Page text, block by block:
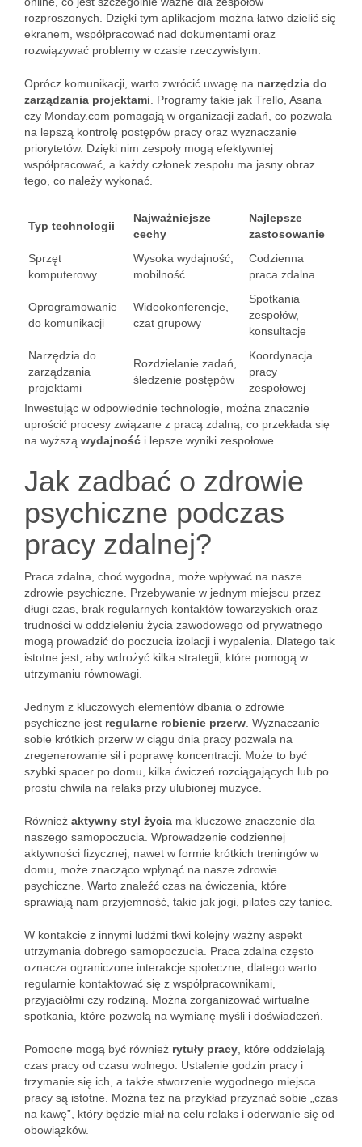
rozproszonych. Dzięki tym aplikacjom można łatwo dzielić się
ekranem, współpracować nad dokumentami oraz
rozwiązywać problemy w czasie rzeczywistym.
Oprócz komunikacji, warto zwrócić uwagę na narzędzia do
zarządzania projektami . Programy takie jak Trello, Asana
czy Monday.com pomagają w organizacji zadań, co pozwala
na lepszą kontrolę postępów pracy oraz wyznaczanie
priorytetów. Dzięki nim zespoły mogą efektywniej
współpracować, a każdy członek zespołu ma jasny obraz
tego, co należy wykonać.
Typ technologii
Najważniejsze
cechy
Najlepsze
zastosowanie
Sprzęt
komputerowy
Wysoka wydajność,
mobilność
Codzienna
praca zdalna
Oprogramowanie
do komunikacji
Wideokonferencje,
czat grupowy
Spotkania
zespołów,
konsultacje
Narzędzia do
zarządzania
projektami
Rozdzielanie zadań,
śledzenie postępów
Koordynacja
pracy
zespołowej
Inwestując w odpowiednie technologie, można znacznie
uprościć procesy związane z pracą zdalną, co przekłada się
na wyższą wydajność i lepsze wyniki zespołowe.
Jak zadbać o zdrowie
psychiczne podczas
pracy zdalnej?
Praca zdalna, choć wygodna, może wpływać na nasze
zdrowie psychiczne. Przebywanie w jednym miejscu przez
długi czas, brak regularnych kontaktów towarzyskich oraz
trudności w oddzieleniu życia zawodowego od prywatnego
mogą prowadzić do poczucia izolacji i wypalenia. Dlatego tak
istotne jest, aby wdrożyć kilka strategii, które pomogą w
utrzymaniu równowagi.
Jednym z kluczowych elementów dbania o zdrowie
psychiczne jest regularne robienie przerw . Wyznaczanie
sobie krótkich przerw w ciągu dnia pracy pozwala na
zregenerowanie sił i poprawę koncentracji. Może to być
szybki spacer po domu, kilka ćwiczeń rozciągających lub po
prostu chwila na relaks przy ulubionej muzyce.
Również aktywny styl życia ma kluczowe znaczenie dla
naszego samopoczucia. Wprowadzenie codziennej
aktywności fizycznej, nawet w formie krótkich treningów w
domu, może znacząco wpłynąć na nasze zdrowie
psychiczne. Warto znaleźć czas na ćwiczenia, które
sprawiają nam przyjemność, takie jak jogi, pilates czy taniec.
W kontakcie z innymi ludźmi tkwi kolejny ważny aspekt
utrzymania dobrego samopoczucia. Praca zdalna często
oznacza ograniczone interakcje społeczne, dlatego warto
regularnie kontaktować się z współpracownikami,
przyjaciółmi czy rodziną. Można zorganizować wirtualne
spotkania, które pozwolą na wymianę myśli i doświadczeń.
Pomocne mogą być również rytuły pracy , które oddzielają
czas pracy od czasu wolnego. Ustalenie godzin pracy i
trzymanie się ich, a także stworzenie wygodnego miejsca
pracy są istotne. Można też na przykład przyznać sobie „czas
na kawę”, który będzie miał na celu relaks i oderwanie się od
obowiązków.